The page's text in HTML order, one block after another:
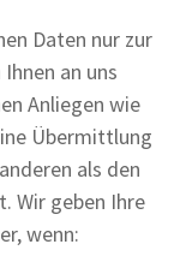
Daten nur zur
an uns
Anliegen wie
Übermittlung
als den
Wir geben Ihre
wenn: